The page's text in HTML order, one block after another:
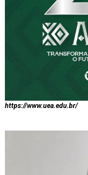
https://www.uea.edu.br/